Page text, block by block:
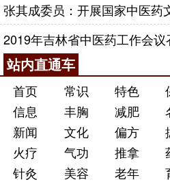
张其成委员：开展国家中医药
2019年吉林省中医药工作会议
站内直通车
首页 常识 特色
信息
丰胸 减肥
新闻
文化 偏方
火疗
气功 推拿
针灸
美容 老年